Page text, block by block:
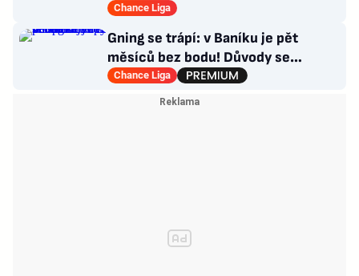
hodně pozitivních věcí
Chance Liga
Gning se trápí: v Baníku je pět
měsíců bez bodu! Důvody se
opakují u tří trenérů
Chance Liga